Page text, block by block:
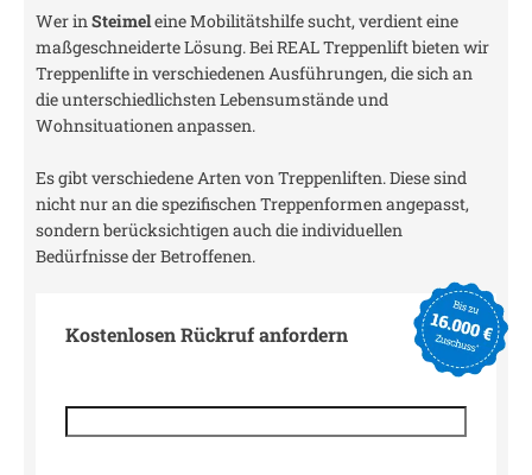
Wer inSteimeleine Mobilitätshilfe sucht, verdient eine
maßgeschneiderte Lösung. Bei REAL Treppenlift bieten wir
Treppenlifte in verschiedenen Ausführungen, die sich an
die unterschiedlichsten Lebensumstände und
Wohnsituationen anpassen.
Es gibt verschiedene Arten von Treppenliften. Diese sind
nicht nur an die spezifischen Treppenformen angepasst,
sondern berücksichtigen auch die individuellen
Bedürfnisse der Betroffenen.
Kostenlosen Rückruf anfordern